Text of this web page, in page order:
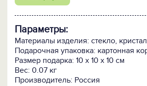
специалистов, доросли до
должностей, успели уйти на
этот новогодний шар в качестве
корпоративного презента
канун Нового года все
Параметры:
Материалы изделия: стекло,
Подарочная упаковка: картонная
Размер подарка: 10 х 10 х 10 см
Вес: 0.07 кг
Производитель: Россия